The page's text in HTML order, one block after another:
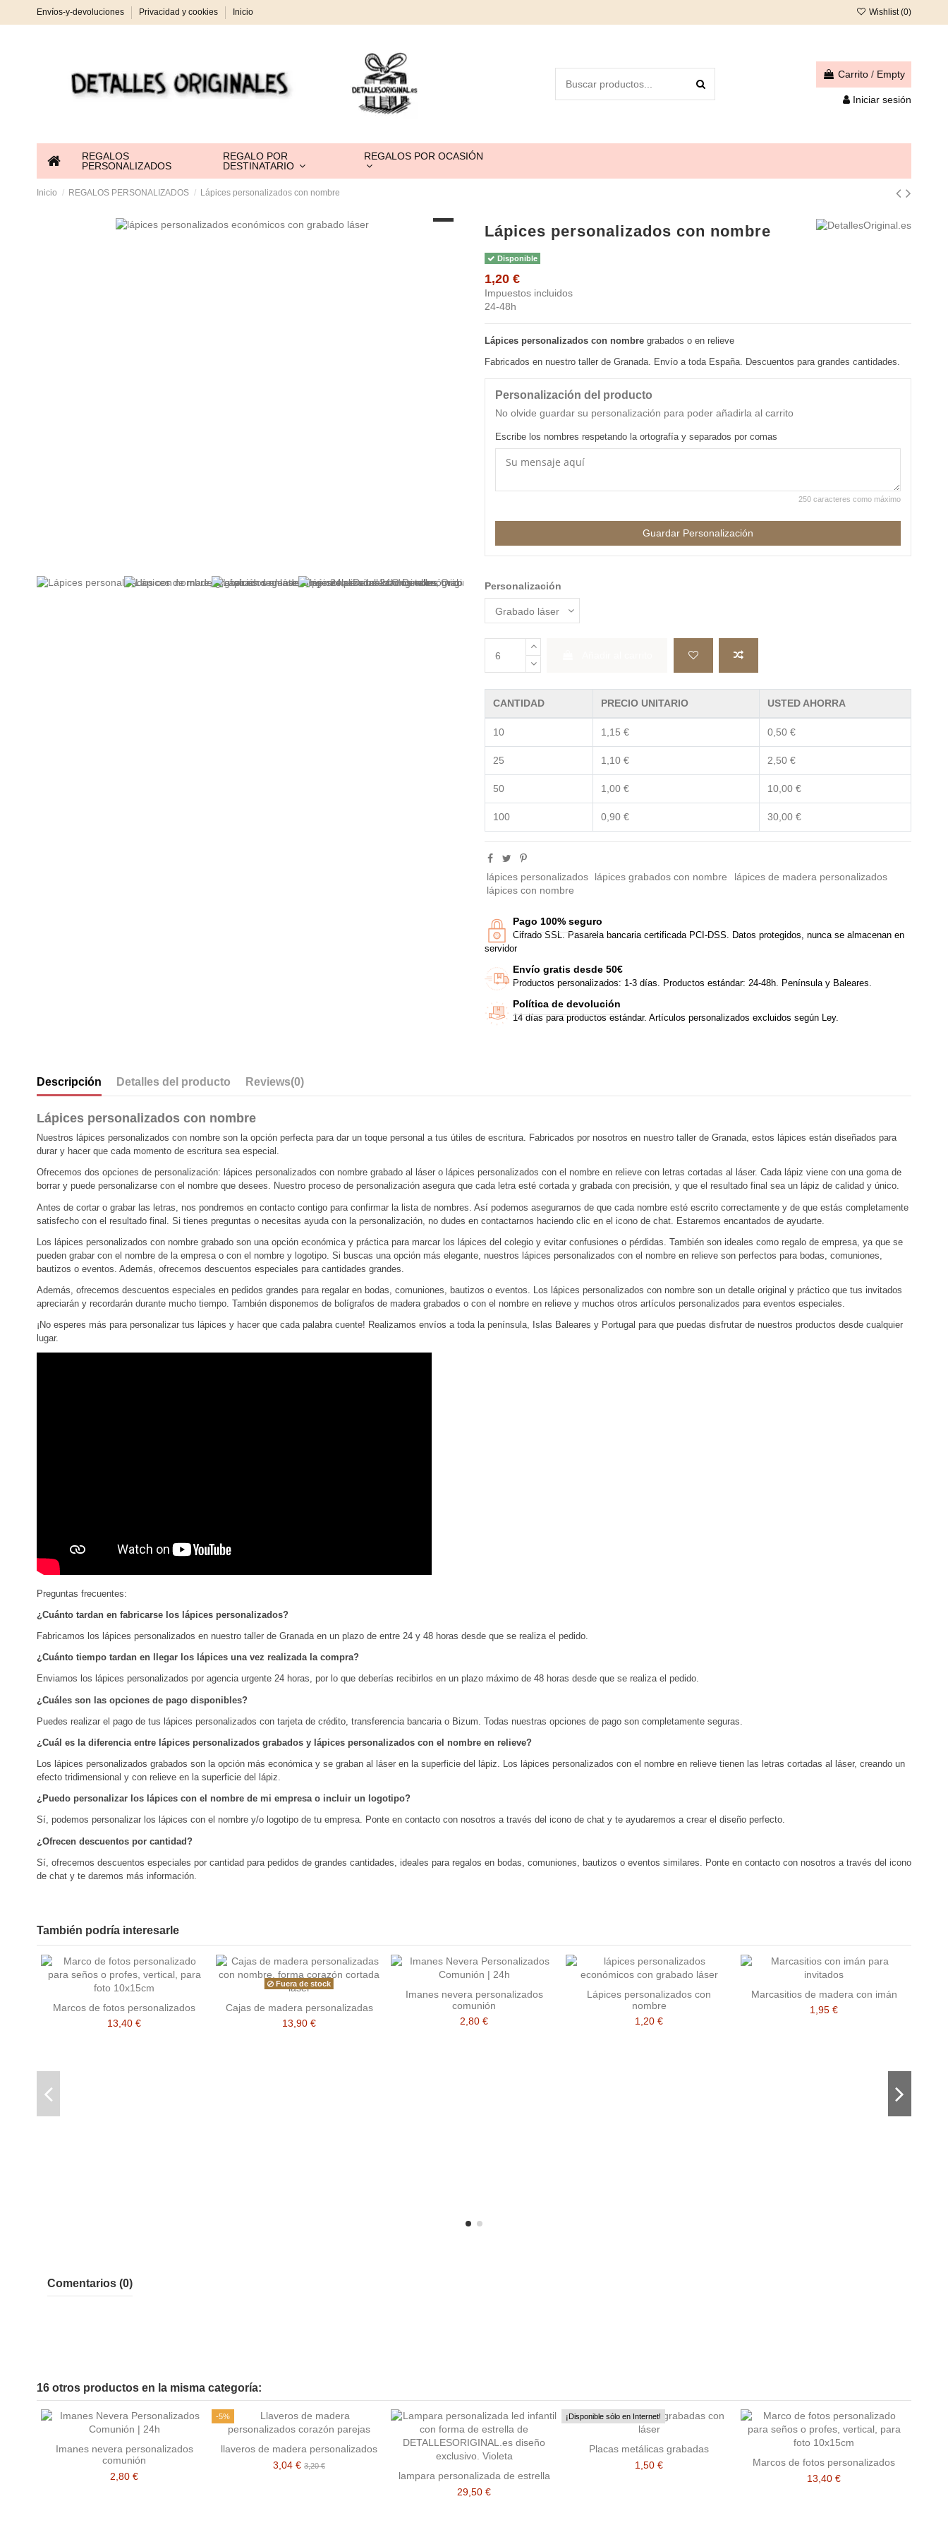
Envíos-y-devoluciones Privacidad y cookies Inicio Wishlist (0)
Carrito / Empty
Iniciar sesión
REGALOS
PERSONALIZADOS
REGALO POR
DESTINATARIO
REGALOS POR OCASIÓN
Inicio REGALOS PERSONALIZADOS Lápices personalizados con nombre
Lápices personalizados con nombre
Disponible
1,20 €
Impuestos incluidos
24-48h
Lápices personalizados con nombre grabados o en relieve
Fabricados en nuestro taller de Granada. Envío a toda España. Descuentos para grandes cantidades.
Personalización del producto
No olvide guardar su personalización para poder añadirla al carrito
Escribe los nombres respetando la ortografía y separados por comas
250 caracteres como máximo
Guardar Personalización
Personalización
CANTIDAD PRECIO UNITARIO USTED AHORRA
10 1,15 € 0,50 €
25 1,10 € 2,50 €
50 1,00 € 10,00 €
100 0,90 € 30,00 €
lápices personalizados lápices grabados con nombre
lápices de madera personalizados
lápices con nombre
Pago 100% seguro
Cifrado SSL. Pasarela bancaria certificada PCI-DSS. Datos protegidos, nunca se almacenan en
servidor
Envío gratis desde 50€
Productos personalizados: 1-3 días. Productos estándar: 24-48h. Península y Baleares.
Política de devolución
14 días para productos estándar. Artículos personalizados excluidos según Ley.
Descripción Detalles del producto Reviews(0)
Lápices personalizados con nombre
Nuestros lápices personalizados con nombre son la opción perfecta para dar un toque personal a tus útiles de escritura. Fabricados por nosotros en nuestro taller de Granada, estos lápices están diseñados para
durar y hacer que cada momento de escritura sea especial.
Ofrecemos dos opciones de personalización: lápices personalizados con nombre grabado al láser o lápices personalizados con el nombre en relieve con letras cortadas al láser. Cada lápiz viene con una goma de
borrar y puede personalizarse con el nombre que desees. Nuestro proceso de personalización asegura que cada letra esté cortada y grabada con precisión, y que el resultado final sea un lápiz de calidad y único.
Antes de cortar o grabar las letras, nos pondremos en contacto contigo para confirmar la lista de nombres. Así podemos asegurarnos de que cada nombre esté escrito correctamente y de que estás completamente
satisfecho con el resultado final. Si tienes preguntas o necesitas ayuda con la personalización, no dudes en contactarnos haciendo clic en el icono de chat. Estaremos encantados de ayudarte.
Los lápices personalizados con nombre grabado son una opción económica y práctica para marcar los lápices del colegio y evitar confusiones o pérdidas. También son ideales como regalo de empresa, ya que se
pueden grabar con el nombre de la empresa o con el nombre y logotipo. Si buscas una opción más elegante, nuestros lápices personalizados con el nombre en relieve son perfectos para bodas, comuniones,
bautizos o eventos. Además, ofrecemos descuentos especiales para cantidades grandes.
Además, ofrecemos descuentos especiales en pedidos grandes para regalar en bodas, comuniones, bautizos o eventos. Los lápices personalizados con nombre son un detalle original y práctico que tus invitados
apreciarán y recordarán durante mucho tiempo. También disponemos de bolígrafos de madera grabados o con el nombre en relieve y muchos otros artículos personalizados para eventos especiales.
¡No esperes más para personalizar tus lápices y hacer que cada palabra cuente! Realizamos envíos a toda la península, Islas Baleares y Portugal para que puedas disfrutar de nuestros productos desde cualquier
lugar.
Preguntas frecuentes:
¿Cuánto tardan en fabricarse los lápices personalizados?
Fabricamos los lápices personalizados en nuestro taller de Granada en un plazo de entre 24 y 48 horas desde que se realiza el pedido.
¿Cuánto tiempo tardan en llegar los lápices una vez realizada la compra?
Enviamos los lápices personalizados por agencia urgente 24 horas, por lo que deberías recibirlos en un plazo máximo de 48 horas desde que se realiza el pedido.
¿Cuáles son las opciones de pago disponibles?
Puedes realizar el pago de tus lápices personalizados con tarjeta de crédito, transferencia bancaria o Bizum. Todas nuestras opciones de pago son completamente seguras.
¿Cuál es la diferencia entre lápices personalizados grabados y lápices personalizados con el nombre en relieve?
Los lápices personalizados grabados son la opción más económica y se graban al láser en la superficie del lápiz. Los lápices personalizados con el nombre en relieve tienen las letras cortadas al láser, creando un
efecto tridimensional y con relieve en la superficie del lápiz.
¿Puedo personalizar los lápices con el nombre de mi empresa o incluir un logotipo?
Sí, podemos personalizar los lápices con el nombre y/o logotipo de tu empresa. Ponte en contacto con nosotros a través del icono de chat y te ayudaremos a crear el diseño perfecto.
¿Ofrecen descuentos por cantidad?
Sí, ofrecemos descuentos especiales por cantidad para pedidos de grandes cantidades, ideales para regalos en bodas, comuniones, bautizos o eventos similares. Ponte en contacto con nosotros a través del icono
de chat y te daremos más información.
También podría interesarle
Marcos de fotos personalizados
13,40 €
Fuera de stock
Cajas de madera personalizadas
13,90 €
Imanes nevera personalizados
comunión
2,80 €
Lápices personalizados con
nombre
1,20 €
Marcasitios de madera con imán
1,95 €
Comentarios (0)
16 otros productos en la misma categoría:
Imanes nevera personalizados
comunión
2,80 €
-5%
llaveros de madera personalizados
3,04 € 3,20 €
lampara personalizada de estrella
29,50 €
¡Disponible sólo en Internet!
Placas metálicas grabadas
1,50 €
Marcos de fotos personalizados
13,40 €